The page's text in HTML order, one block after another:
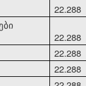
22.288
22.288
22.288
22.288